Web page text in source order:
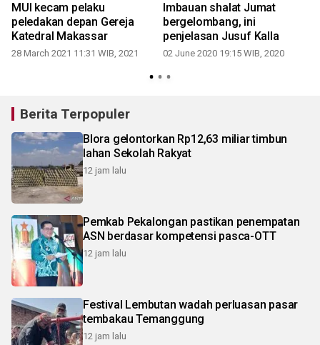
MUI kecam pelaku
peledakan depan Gereja
Katedral Makassar
28 March 2021 11:31 WIB, 2021
Imbauan shalat Jumat
bergelombang, ini
penjelasan Jusuf Kalla
02 June 2020 19:15 WIB, 2020
Berita Terpopuler
Blora gelontorkan Rp12,63 miliar timbun
lahan Sekolah Rakyat
12 jam lalu
Pemkab Pekalongan pastikan penempatan
ASN berdasar kompetensi pasca-OTT
12 jam lalu
Festival Lembutan wadah perluasan pasar
tembakau Temanggung
12 jam lalu